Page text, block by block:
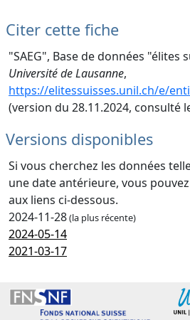
Citer cette fiche
"SAEG", Base de données "élites
Université de Lausanne,
https://elitessuisses.unil.ch/e/
(version du 28.11.2024, consulté
Versions disponibles
Si vous cherchez les données
une date antérieure, vous
aux liens ci-dessous.
2024-11-28(la plus récente)
2024-05-14
2021-03-17